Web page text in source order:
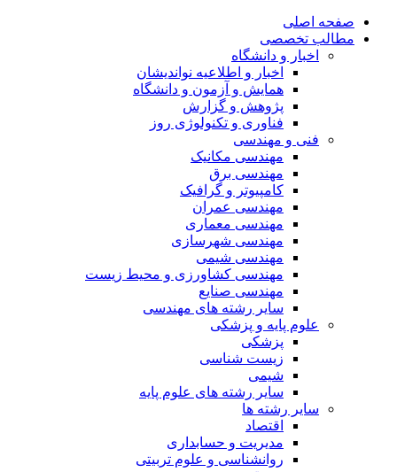
صفحه اصلی
مطالب تخصصی
اخبار و دانشگاه
اخبار و اطلاعیه نواندیشان
همایش و آزمون و دانشگاه
پژوهش و گزارش
فناوری و تکنولوژی روز
فنی و مهندسی
مهندسی مکانیک
مهندسی برق
کامپیوتر و گرافیک
مهندسی عمران
مهندسی معماری
مهندسی شهرسازی
مهندسی شیمی
مهندسی کشاورزی و محیط زیست
مهندسی صنایع
سایر رشته های مهندسی
علوم پایه و پزشکی
پزشکی
زیست شناسی
شیمی
سایر رشته های علوم پایه
سایر رشته ها
اقتصاد
مدیریت و حسابداری
روانشناسی و علوم تربیتی